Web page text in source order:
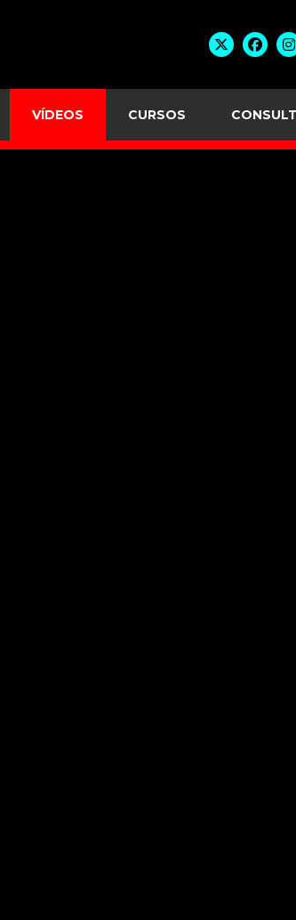
VÍDEOS CURSOS